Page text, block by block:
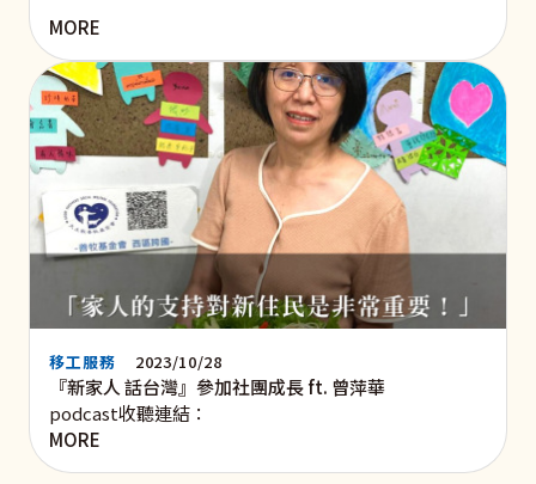
MORE
移工服務 2023/10/28
『新家人 話台灣』參加社團成長 ft. 曾萍華
podcast收聽連結：
MORE